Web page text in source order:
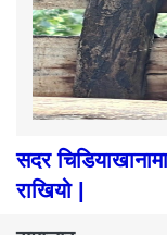
सदर
राखियो |